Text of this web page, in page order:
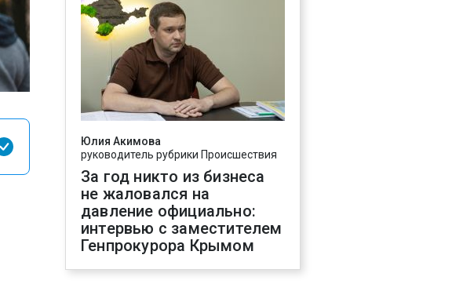
Юлия Акимова
руководитель рубрики Происшествия
За год никто из бизнеса
не жаловался на
давление официально:
интервью с заместителем
Генпрокурора Крымом